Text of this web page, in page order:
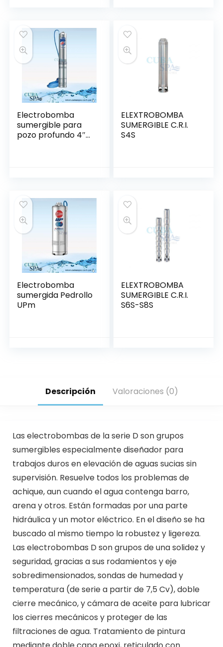
Electrobomba
sumergible para
pozo profundo 4″
ELEXTROBOMBA
SUMERGIBLE C.R.I.
S4S
Electrobomba
sumergida Pedrollo
UPm
ELEXTROBOMBA
SUMERGIBLE C.R.I.
S6S-S8S
Descripción Valoraciones (0)
Las electrobombas de la serie D son grupos
sumergibles especialmente diseñador para
trabajos duros en elevación de aguas sucias sin
supervisión. Resuelve todos los problemas de
achique, aun cuando el agua contenga barro,
arena y otros. Están formadas por una parte
hidráulica y un motor eléctrico. En el diseño se ha
buscado al mismo tiempo la robustez y ligereza.
Las electrobombas D son grupos de una solidez y
seguridad, gracias a sus rodamientos y eje
sobredimensionados, sondas de humedad y
temperatura (de serie a partir de 7,5 Cv), doble
cierre mecánico, y cámara de aceite para lubricar
los cierres mecánicos y proteger de las
filtraciones de agua. Tratamiento de pintura